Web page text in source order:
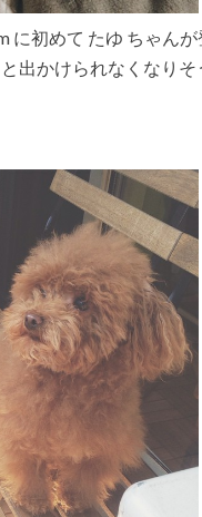
に初めて たゆ ちゃん
出かけられなくなりそ